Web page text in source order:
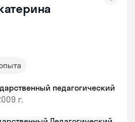
педагогический
г.